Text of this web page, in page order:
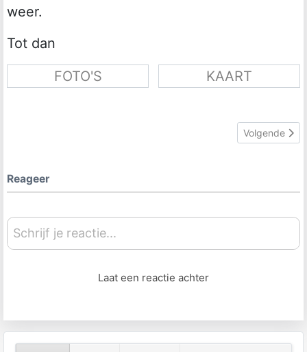
weer.
Tot dan
FOTO'S
KAART
Volgende
Volgende
Reageer
Schrijf je reactie...
Laat een reactie achter